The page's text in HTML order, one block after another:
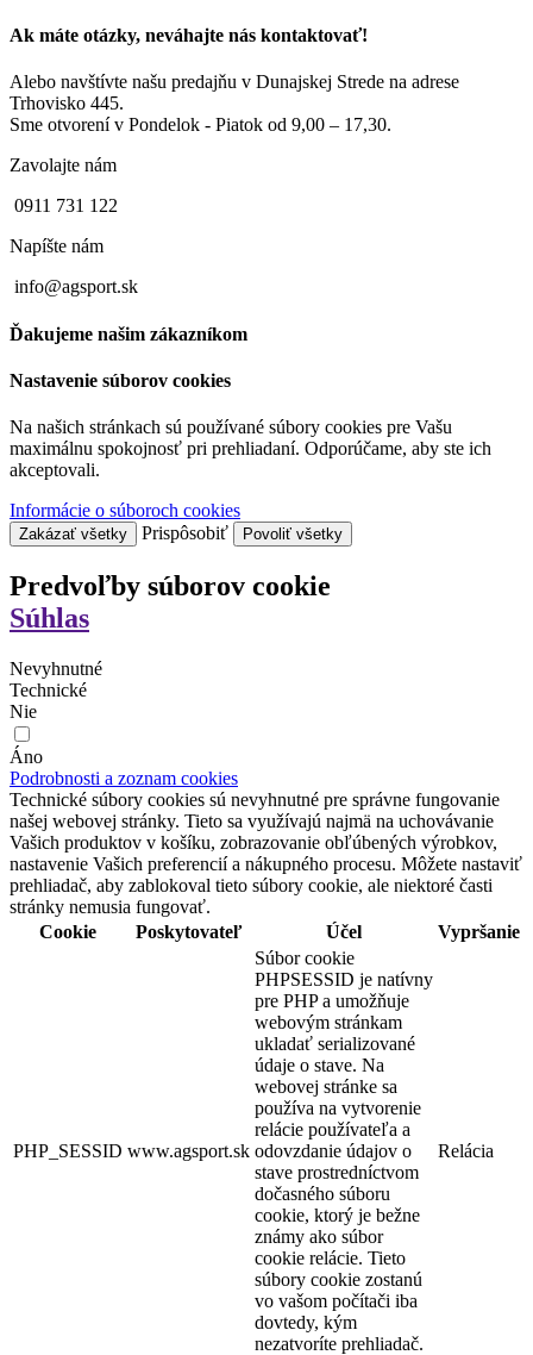
Ak máte otázky, neváhajte nás kontaktovať!
Alebo navštívte našu predajňu v Dunajskej Strede na adrese
Trhovisko 445.
Sme otvorení v Pondelok - Piatok od 9,00 – 17,30.
Zavolajte nám
0911 731 122
Napíšte nám
info@agsport.sk
Ďakujeme našim zákazníkom
Nastavenie súborov cookies
Na našich stránkach sú používané súbory cookies pre Vašu
maximálnu spokojnosť pri prehliadaní. Odporúčame, aby ste ich
akceptovali.
Informácie o súboroch cookies
Zakázať všetky Prispôsobiť Povoliť všetky
Predvoľby súborov cookie
Súhlas
Nevyhnutné
Technické
Nie
Áno
Podrobnosti a zoznam cookies
Technické súbory cookies sú nevyhnutné pre správne fungovanie
našej webovej stránky. Tieto sa využívajú najmä na uchovávanie
Vašich produktov v košíku, zobrazovanie obľúbených výrobkov,
nastavenie Vašich preferencií a nákupného procesu. Môžete nastaviť
prehliadač, aby zablokoval tieto súbory cookie, ale niektoré časti
stránky nemusia fungovať.
Cookie
Poskytovateľ Účel Vypršanie
PHP_SESSID www.agsport.sk
Súbor cookie
PHPSESSID je natívny
pre PHP a umožňuje
webovým stránkam
ukladať serializované
údaje o stave. Na
webovej stránke sa
používa na vytvorenie
relácie používateľa a
odovzdanie údajov o
stave prostredníctvom
dočasného súboru
cookie, ktorý je bežne
známy ako súbor
cookie relácie. Tieto
súbory cookie zostanú
vo vašom počítači iba
dovtedy, kým
nezatvoríte prehliadač.
Relácia